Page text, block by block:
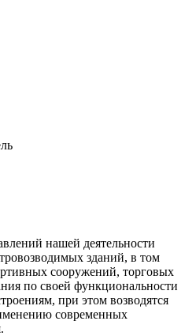
нашей деятельности
зданий, в том
сооружений, торговых
по своей функциональности
при этом возводятся
современных